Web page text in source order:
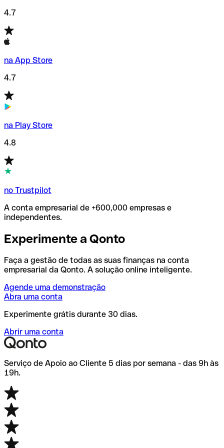
4.7
na App Store
4.7
na Play Store
4.8
no Trustpilot
A conta empresarial de +600,000 empresas e
independentes.
Experimente a Qonto
Faça a gestão de todas as suas finanças na conta
empresarial da Qonto. A solução online inteligente.
Agende uma demonstração
Abra uma conta
Experimente grátis durante 30 dias.
Abrir uma conta
Serviço de Apoio ao Cliente 5 dias por semana - das 9h às
19h.